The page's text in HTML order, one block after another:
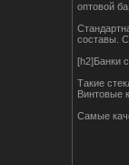
оптовой
составы.
[h2]Банки
Такие
Винтовые
Самые